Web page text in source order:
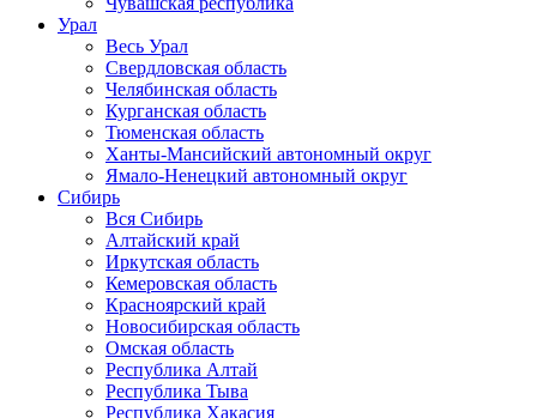
Урал
Весь Урал
Свердловская область
Челябинская область
Курганская область
Тюменская область
Ханты-Мансийский автономный округ
Ямало-Ненецкий автономный округ
Сибирь
Вся Сибирь
Алтайский край
Иркутская область
Кемеровская область
Красноярский край
Новосибирская область
Омская область
Республика Алтай
Республика Тыва
Республика Хакасия